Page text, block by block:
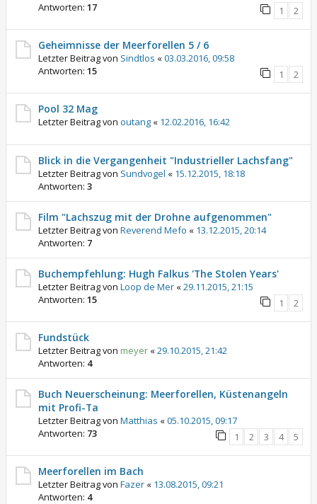
Antworten: 17 1 2
Geheimnisse der Meerforellen 5 / 6
Letzter Beitrag von Sindtlos «03.03.2016, 09:58
Antworten: 15 1 2
Pool 32 Mag
Letzter Beitrag von outang « 12.02.2016, 16:42
Blick in die Vergangenheit "Industrieller Lachsfang"
Letzter Beitrag von Sundvogel « 15.12.2015, 18:18
Antworten: 3
Film "Lachszug mit der Drohne aufgenommen"
Letzter Beitrag von Reverend Mefo « 13.12.2015, 20:14
Antworten: 7
Buchempfehlung: Hugh Falkus 'The Stolen Years'
Letzter Beitrag von Loop de Mer «29.11.2015, 21:15
Antworten: 15 1 2
Fundstück
Letzter Beitrag von meyer «29.10.2015, 21:42
Antworten: 4
Buch Neuerscheinung: Meerforellen, Küstenangeln
mit Profi-Ta
Letzter Beitrag von Matthias «05.10.2015, 09:17
Antworten: 73 1 2 3 4 5
Meerforellen im Bach
Letzter Beitrag von Fazer « 13.08.2015, 09:21
Antworten: 4